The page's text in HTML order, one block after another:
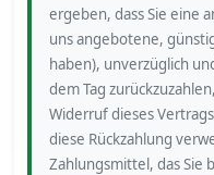
ergeben, dass Sie eine
uns angebotene,
haben), unverzüglich
dem Tag
Widerruf dieses
diese Rückzahlung
Zahlungsmittel, das Sie